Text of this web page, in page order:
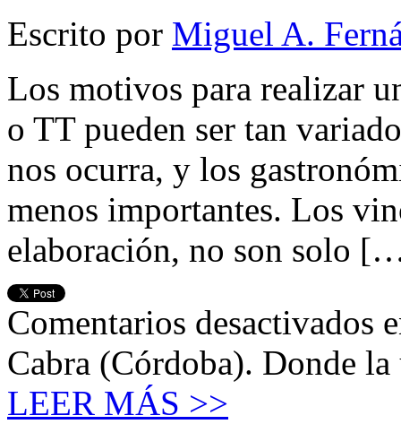
Escrito por Miguel A.
Los motivos para realizar
o TT pueden ser tan
nos ocurra, y los
menos importantes. Los
elaboración, no son solo
Comentarios desactivados
Cabra (Córdoba). Donde
LEER MÁS >>